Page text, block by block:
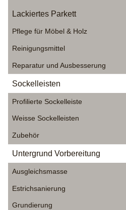
Lackiertes Parkett
Pflege für Möbel & Holz
Reinigungsmittel
Reparatur und Ausbesserung
Sockelleisten
Profilierte Sockelleiste
Weisse Sockelleisten
Zubehör
Untergrund Vorbereitung
Ausgleichsmasse
Estrichsanierung
Grundierung